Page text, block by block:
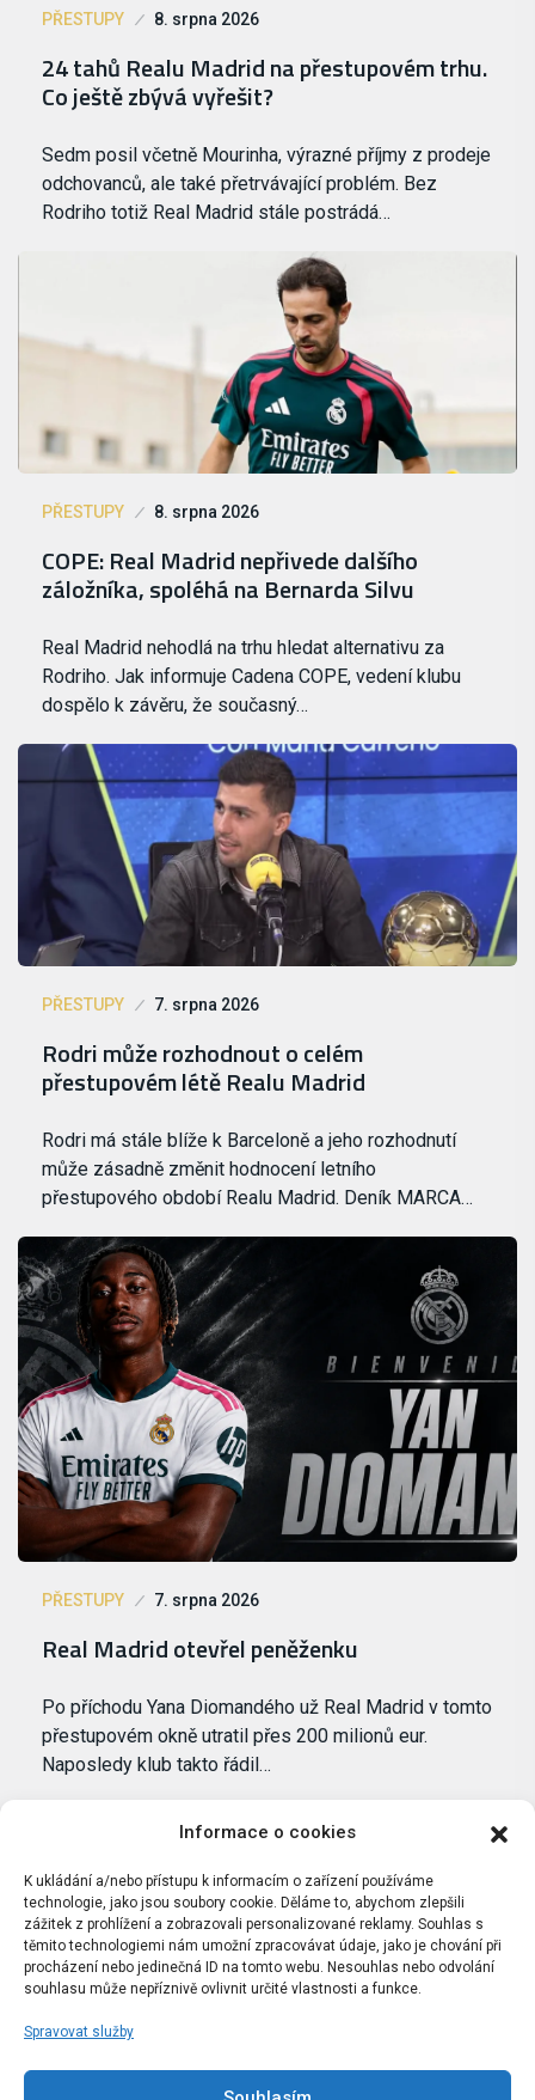
Informace o cookies
K ukládání a/nebo přístupu k informacím o zařízení používáme
technologie, jako jsou soubory cookie. Děláme to, abychom zlepšili
zážitek z prohlížení a zobrazovali personalizované reklamy. Souhlas s
těmito technologiemi nám umožní zpracovávat údaje, jako je chování při
procházení nebo jedinečná ID na tomto webu. Nesouhlas nebo odvolání
souhlasu může nepříznivě ovlivnit určité vlastnosti a funkce.
Spravovat služby
PŘESTUPY 8. srpna 2026
24 tahů Realu Madrid na přestupovém trhu.
Co ještě zbývá vyřešit?
Sedm posil včetně Mourinha, výrazné příjmy z prodeje
odchovanců, ale také přetrvávající problém. Bez
Rodriho totiž Real Madrid stále postrádá…
PŘESTUPY 8. srpna 2026
COPE: Real Madrid nepřivede dalšího
záložníka, spoléhá na Bernarda Silvu
Real Madrid nehodlá na trhu hledat alternativu za
Rodriho. Jak informuje Cadena COPE, vedení klubu
dospělo k závěru, že současný…
PŘESTUPY 7. srpna 2026
Rodri může rozhodnout o celém
přestupovém létě Realu Madrid
Rodri má stále blíže k Barceloně a jeho rozhodnutí
může zásadně změnit hodnocení letního
přestupového období Realu Madrid. Deník MARCA…
PŘESTUPY 7. srpna 2026
Real Madrid otevřel peněženku
Po příchodu Yana Diomandého už Real Madrid v tomto
přestupovém okně utratil přes 200 milionů eur.
Naposledy klub takto řádil…